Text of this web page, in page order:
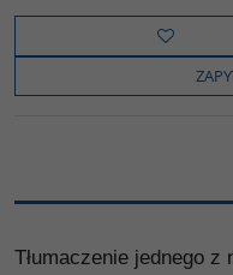
e
o
k
t
t
e
o
y
i
n
k
Tłumaczenie jednego